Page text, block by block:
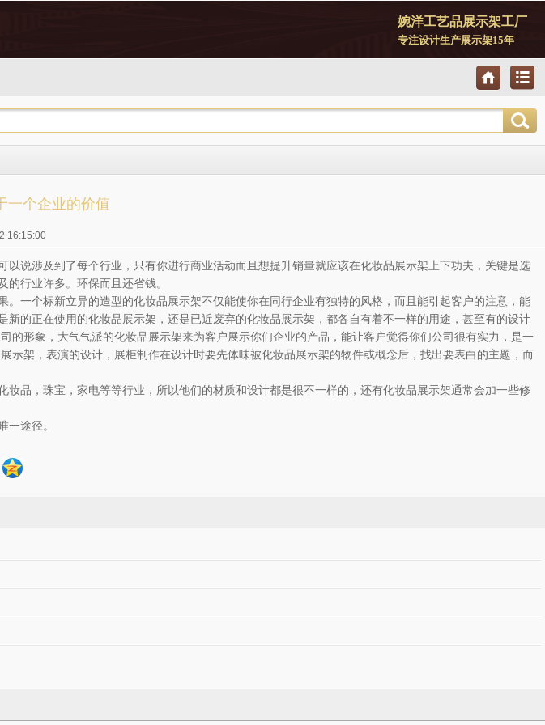
婉洋工艺品展示架工厂
专注设计生产展示架15年
一个企业的价值
16:15:00
说涉及到了每个行业，只有你进行商业活动而且想提升销量就应该在化妆品展示架上下功夫，关键是选
行业许多。环保而且还省钱。
一个标新立异的造型的化妆品展示架不仅能使你在同行企业有独特的风格，而且能引起客户的注意，能
的正在使用的化妆品展示架，还是已近废弃的化妆品展示架，都各自有着不一样的用途，甚至有的设计
形象，大气气派的化妆品展示架来为客户展示你们企业的产品，能让客户觉得你们公司很有实力，是一
架，表演的设计，展柜制作在设计时要先体味被化妆品展示架的物件或概念后，找出要表白的主题，而
品，珠宝，家电等等行业，所以他们的材质和设计都是很不一样的，还有化妆品展示架通常会加一些修
一途径。